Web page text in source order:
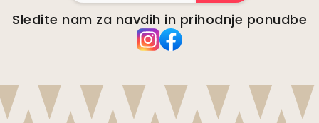
Sledite nam za navdih in prihodnje ponudbe